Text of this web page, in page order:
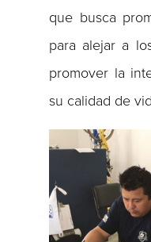
que busca
para alejar a
promover la
su calidad de